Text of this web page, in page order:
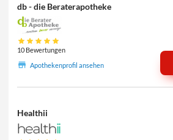
db - die Beraterapotheke
10 Bewertungen
Apothekenprofil ansehen
Healthii